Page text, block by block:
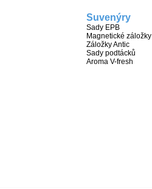
Suvenýry
Sady EPB
Magnetické záložky
Záložky Antic
Sady podtácků
Aroma V-fresh